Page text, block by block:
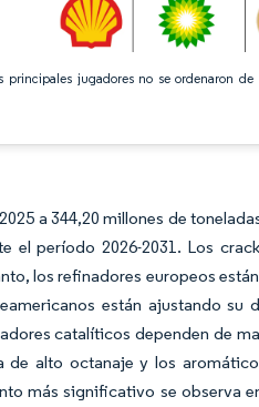
principales jugadores no se ordenaron
a 344,20 millones de
el período 2026-2031. Los
los refinadores europeos
están ajustando su
catalíticos dependen de
alto octanaje y los
más significativo se observa